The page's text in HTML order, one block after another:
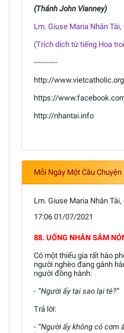
(Thánh John Vianney)
Lm. Giuse Maria Nhân Tài,
(Trích dịch từ tiếng Hoa
----------
http://www.vietcatholic.org
https://
http://nhantai.info
Mỗi Ngày Một Câu Chuyện
Lm. Giuse Maria Nhân Tài,
17:06 01/07/2021
88. UỐNG NHÂN SÂM
Có một thiếu gia rất hào
người nghèo đang gánh
người đồng hành:
- “Người ấy tại sao lại té?”
Trả lời:
- “Người ấy không có cơm